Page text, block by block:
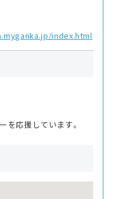
index.html
を応援しています。